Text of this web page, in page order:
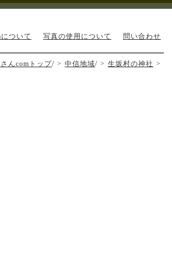
ついて 写真の使用について 問い合わせ
んcomトップ/ 中信地域/ 生坂村の神社